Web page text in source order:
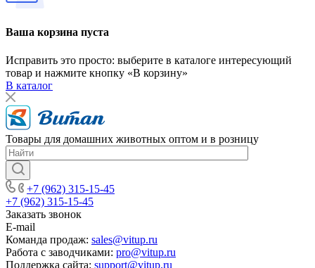
Ваша корзина пуста
Исправить это просто: выберите в каталоге интересующий
товар и нажмите кнопку «В корзину»
В каталог
Товары для домашних животных оптом и в розницу
+7 (962) 315-15-45
+7 (962) 315-15-45
Заказать звонок
E-mail
Команда продаж: sales@vitup.ru
Работа с заводчиками: pro@vitup.ru
Поддержка сайта: support@vitup.ru